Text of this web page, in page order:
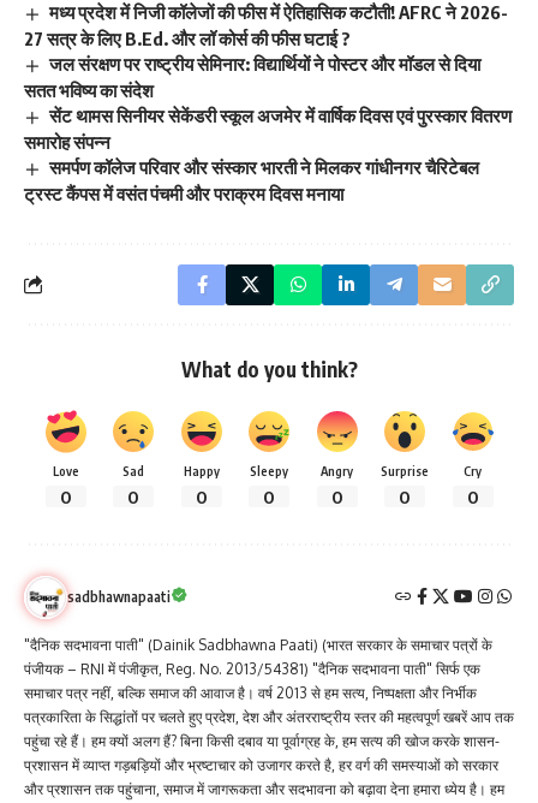
मध्य प्रदेश में निजी कॉलेजों की फीस में ऐतिहासिक कटौती! AFRC ने 2026-
27 सत्र के लिए B.Ed. और लॉ कोर्स की फीस घटाई ?
जल संरक्षण पर राष्ट्रीय सेमिनार: विद्यार्थियों ने पोस्टर और मॉडल से दिया
सतत भविष्य का संदेश
सेंट थामस सिनीयर सेकेंडरी स्कूल अजमेर में वार्षिक दिवस एवं पुरस्कार वितरण
समारोह संपन्न
समर्पण कॉलेज परिवार और संस्कार भारती ने मिलकर गांधीनगर चैरिटेबल
ट्रस्ट कैंपस में वसंत पंचमी और पराक्रम दिवस मनाया
What do you think?
Love
0
Sad
0
Happy
0
Sleepy
0
Angry
0
Surprise
0
Cry
0
sadbhawnapaati
"दैनिक सदभावना पाती" (Dainik Sadbhawna Paati) (भारत सरकार के समाचार पत्रों के
पंजीयक – RNI में पंजीकृत, Reg. No. 2013/54381) "दैनिक सदभावना पाती" सिर्फ एक
समाचार पत्र नहीं, बल्कि समाज की आवाज है। वर्ष 2013 से हम सत्य, निष्पक्षता और निर्भीक
पत्रकारिता के सिद्धांतों पर चलते हुए प्रदेश, देश और अंतरराष्ट्रीय स्तर की महत्वपूर्ण खबरें आप तक
पहुंचा रहे हैं। हम क्यों अलग हैं? बिना किसी दबाव या पूर्वाग्रह के, हम सत्य की खोज करके शासन-
प्रशासन में व्याप्त गड़बड़ियों और भ्रष्टाचार को उजागर करते है, हर वर्ग की समस्याओं को सरकार
और प्रशासन तक पहुंचाना, समाज में जागरूकता और सदभावना को बढ़ावा देना हमारा ध्येय है। हम